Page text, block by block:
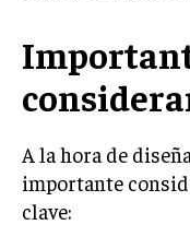
MARKETING
FRANQUICIAS
A la hora de
importante
clave: